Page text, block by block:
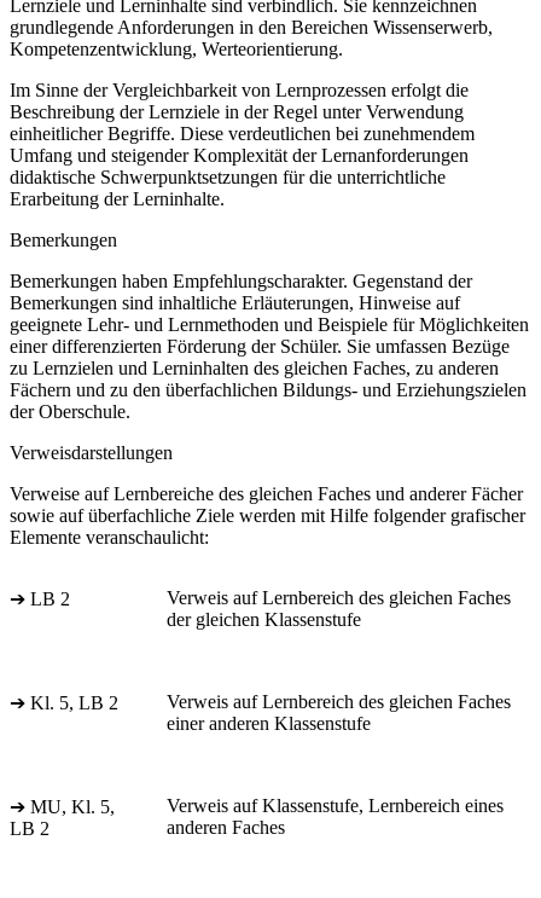
Lernziele und Lerninhalte sind verbindlich. Sie kennzeichnen
grundlegende Anforderungen in den Bereichen Wissenserwerb,
Kompetenzentwicklung, Werteorientierung.
Im Sinne der Vergleichbarkeit von Lernprozessen erfolgt die
Beschreibung der Lernziele in der Regel unter Verwendung
einheitlicher Begriffe. Diese verdeutlichen bei zunehmendem
Umfang und steigender Komplexität der Lernanforderungen
didaktische Schwerpunktsetzungen für die unterrichtliche
Erarbeitung der Lerninhalte.
Bemerkungen
Bemerkungen haben Empfehlungscharakter. Gegenstand der
Bemerkungen sind inhaltliche Erläuterungen, Hinweise auf
geeignete Lehr- und Lernmethoden und Beispiele für Möglichkeiten
einer differenzierten Förderung der Schüler. Sie umfassen Bezüge
zu Lernzielen und Lerninhalten des gleichen Faches, zu anderen
Fächern und zu den überfachlichen Bildungs- und Erziehungszielen
der Oberschule.
Verweisdarstellungen
Verweise auf Lernbereiche des gleichen Faches und anderer Fächer
sowie auf überfachliche Ziele werden mit Hilfe folgender grafischer
Elemente veranschaulicht:
➔ LB 2
Verweis auf Lernbereich des gleichen Faches
der gleichen Klassenstufe
➔ Kl. 5, LB 2
Verweis auf Lernbereich des gleichen Faches
einer anderen Klassenstufe
➔ MU, Kl. 5,
LB 2
Verweis auf Klassenstufe, Lernbereich eines
anderen Faches